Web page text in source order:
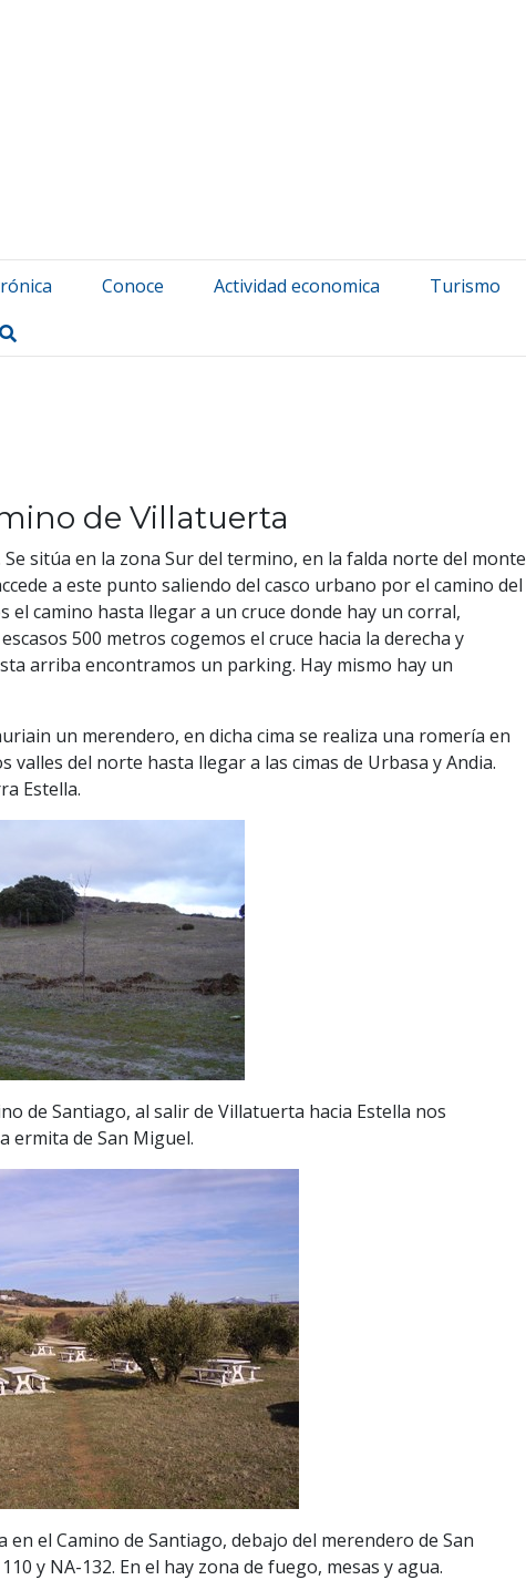
Udala
Conoce Actividad economica Turismo
de Villatuerta
sitúa en la zona Sur del termino, en la falda norte del monte
a este punto saliendo del casco urbano por el camino del
el camino hasta llegar a un cruce donde hay un corral,
500 metros cogemos el cruce hacia la derecha y
arriba encontramos un parking. Hay mismo hay un
un merendero, en dicha cima se realiza una romería en
valles del norte hasta llegar a las cimas de Urbasa y Andia.
Estella.
de Santiago, al salir de Villatuerta hacia Estella nos
ermita de San Miguel.
el Camino de Santiago, debajo del merendero de San
y NA-132. En el hay zona de fuego, mesas y agua.